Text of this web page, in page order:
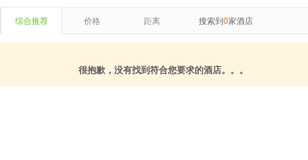
综合推荐 价格 距离 搜索到 0家酒店
很抱歉，没有找到符合您要求的酒店。。。